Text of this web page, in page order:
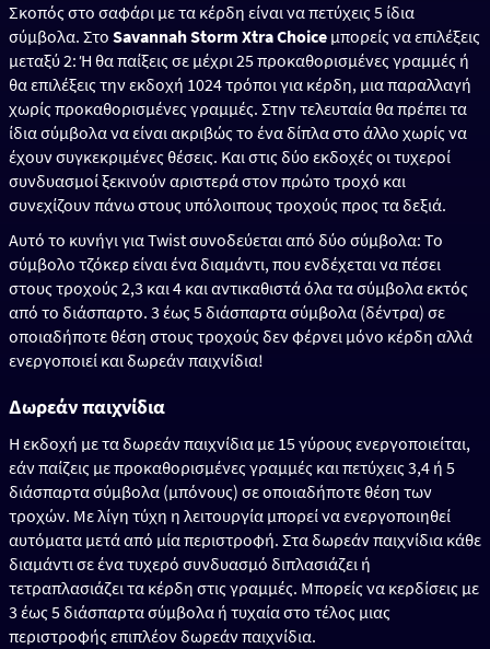
Σκοπός στο σαφάρι με τα κέρδη είναι να πετύχεις 5 ίδια
σύμβολα. Στο Savannah Storm Xtra Choice μπορείς να επιλέξεις
μεταξύ 2: Ή θα παίξεις σε μέχρι 25 προκαθορισμένες γραμμές ή
θα επιλέξεις την εκδοχή 1024 τρόποι για κέρδη, μια παραλλαγή
χωρίς προκαθορισμένες γραμμές. Στην τελευταία θα πρέπει τα
ίδια σύμβολα να είναι ακριβώς το ένα δίπλα στο άλλο χωρίς να
έχουν συγκεκριμένες θέσεις. Και στις δύο εκδοχές οι τυχεροί
συνδυασμοί ξεκινούν αριστερά στον πρώτο τροχό και
συνεχίζουν πάνω στους υπόλοιπους τροχούς προς τα δεξιά.
Αυτό το κυνήγι για Twist συνοδεύεται από δύο σύμβολα: Το
σύμβολο τζόκερ είναι ένα διαμάντι, που ενδέχεται να πέσει
στους τροχούς 2,3 και 4 και αντικαθιστά όλα τα σύμβολα εκτός
από το διάσπαρτο. 3 έως 5 διάσπαρτα σύμβολα (δέντρα) σε
οποιαδήποτε θέση στους τροχούς δεν φέρνει μόνο κέρδη αλλά
ενεργοποιεί και δωρεάν παιχνίδια!
Δωρεάν παιχνίδια
Η εκδοχή με τα δωρεάν παιχνίδια με 15 γύρους ενεργοποιείται,
εάν παίζεις με προκαθορισμένες γραμμές και πετύχεις 3,4 ή 5
διάσπαρτα σύμβολα (μπόνους) σε οποιαδήποτε θέση των
τροχών. Με λίγη τύχη η λειτουργία μπορεί να ενεργοποιηθεί
αυτόματα μετά από μία περιστροφή. Στα δωρεάν παιχνίδια κάθε
διαμάντι σε ένα τυχερό συνδυασμό διπλασιάζει ή
τετραπλασιάζει τα κέρδη στις γραμμές. Μπορείς να κερδίσεις με
3 έως 5 διάσπαρτα σύμβολα ή τυχαία στο τέλος μιας
περιστροφής επιπλέον δωρεάν παιχνίδια.